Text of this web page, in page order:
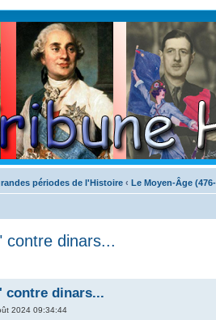
périodes de l'Histoire ‹ Le Moyen-Âge
contre dinars...
contre dinars...
2024 09:34:44